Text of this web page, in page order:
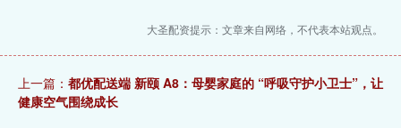
大圣配资提示：文章来自网络，不代表本站观点。
上一篇： 都优配送端 新颐 A8：母婴家庭的 “呼吸守护小卫士”，让
健康空气围绕成长